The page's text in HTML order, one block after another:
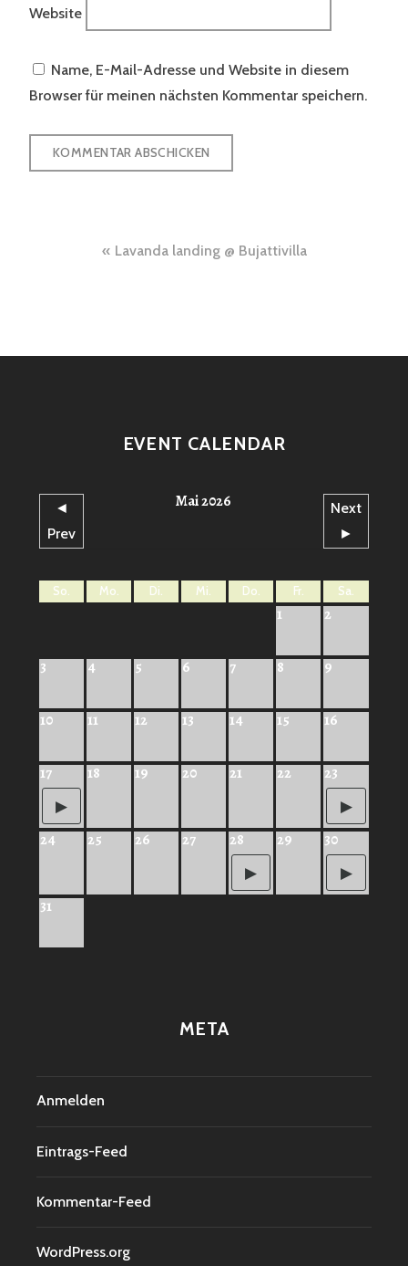
Website
Name, E-Mail-Adresse und Website in diesem
Browser für meinen nächsten Kommentar speichern.
Beitragsnavigation
Lavanda landing @ Bujattivilla
EVENT CALENDAR
◄
Prev
Mai 2026
Next
►
So. Mo. Di. Mi. Do. Fr. Sa.
1 2
3 4 5 6 7 8 9
10 11 12 13 14 15 16
17 18 19 20 21 22 23
24 25 26 27 28 29 30
31
META
Anmelden
Eintrags-Feed
Kommentar-Feed
WordPress.org